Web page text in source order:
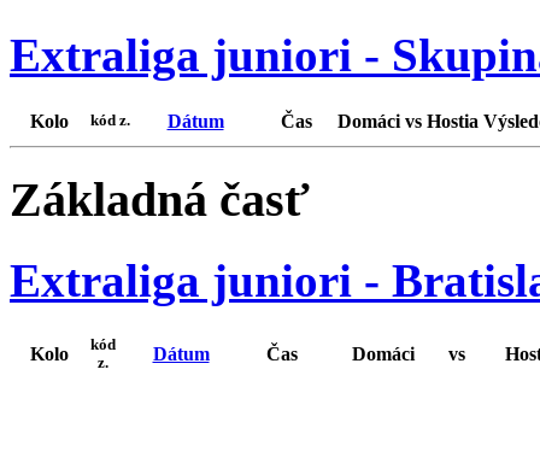
Extraliga juniori -
Kolo kód z. Dátum Čas Domáci vs Hostia
Základná časť
Extraliga juniori -
Kolo
kód
z.
Dátum Čas Domáci vs